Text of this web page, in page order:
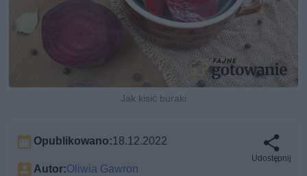
Jak kisić buraki
Opublikowano:18.12.2022
Autor:Oliwia Gawron
Udostępnij